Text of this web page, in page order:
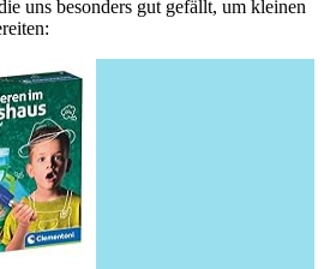
uns besonders gut gefällt, um kleinen